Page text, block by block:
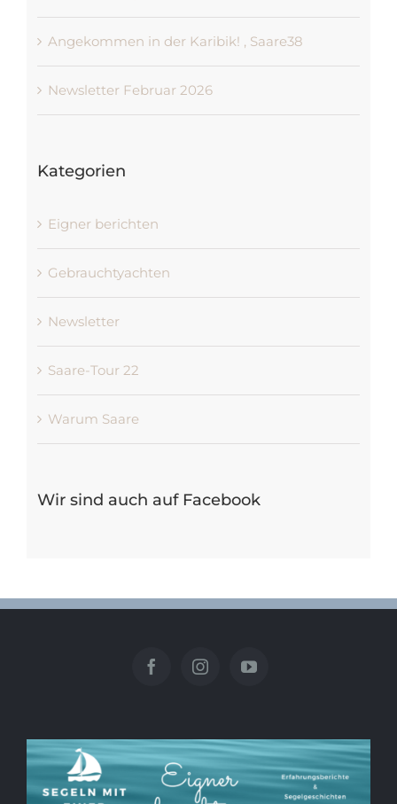
Angekommen in der Karibik! , Saare38
Newsletter Februar 2026
Kategorien
Eigner berichten
Gebrauchtyachten
Newsletter
Saare-Tour 22
Warum Saare
Wir sind auch auf Facebook